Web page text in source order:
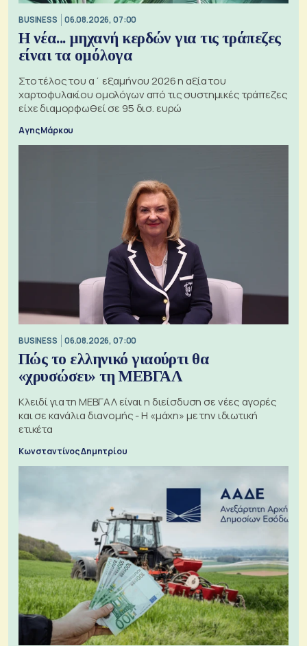
BUSINESS 06.08.2026, 07:00
Η νέα... μηχανή κερδών για τις τράπεζες
είναι τα ομόλογα
Στο τέλος του α΄ εξαμήνου 2026 η αξία του
χαρτοφυλακίου ομολόγων από τις συστημικές τράπεζες
είχε διαμορφωθεί σε 95 δισ. ευρώ
Αγης Μάρκου
BUSINESS 06.08.2026, 07:00
Πώς το ελληνικό γιαούρτι θα
«χρυσώσει» τη ΜΕΒΓΑΛ
Κλειδί για τη ΜΕΒΓΑΛ είναι η διείσδυση σε νέες αγορές
και σε κανάλια διανομής - Η «μάχη» με την ιδιωτική
ετικέτα
Κωνσταντίνος Δημητρίου